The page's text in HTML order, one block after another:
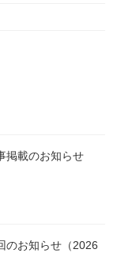
掲載のお知らせ
のお知らせ（2026